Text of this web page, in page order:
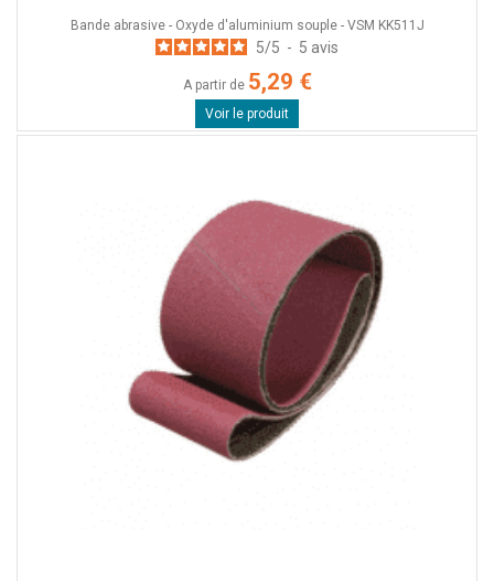
Bande abrasive - Oxyde d'aluminium souple - VSM KK511J
5/5 - 5 avis
A partir de 5,29 €
Voir le produit